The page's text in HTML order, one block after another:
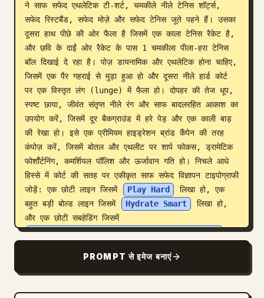
ने साफ सफेद एथलेटिक टी-शर्ट, चमकीले नीले टेनिस शॉर्ट्स,
सफेद रिस्टबैंड, सफेद मोज़े और सफेद टेनिस जूते पहने हैं। उसका
दूसरा हाथ पीछे की ओर फैला है जिसमें एक काला टेनिस रैकेट है,
और छवि के दाईं ओर रैकेट के पास 1 चमकीला पीला-हरा टेनिस
बॉल दिखाई दे रहा है। पोज़ डायनामिक और एथलेटिक होना चाहिए,
जिसमें एक पैर गहराई से मुड़ा हुआ हो और दूसरा नीले हार्ड कोर्ट
पर एक विस्तृत लंग (lunge) में फैला हो। दोपहर की तेज धूप,
स्पष्ट छाया, जीवंत संतृप्त नीले रंग और साफ बादलरहित आकाश का
उपयोग करें, जिसमें दूर बैकग्राउंड में हरे पेड़ और एक काली बाड़
की रेखा हो। इसे एक प्रीमियम हाइड्रेशन ब्रांड कैंपेन की तरह
कंपोज़ करें, जिसमें बोतल और एथलीट पर शार्प फोकस, ड्रामेटिक
फोर्शॉर्टनिंग, कमर्शियल पॉलिश और ऊर्जावान गति हो। निचले आधे
हिस्से में कोर्ट की सतह पर एकीकृत साफ सफेद विज्ञापन टाइपोग्राफी
जोड़ें: एक छोटी लाइन जिसमें
Play Hard
लिखा हो, एक
बहुत बड़ी बोल्ड लाइन जिसमें
Hydrate Smart
लिखा हो,
और एक छोटी सबहेडिंग जिसमें
Hydration that keeps up with every move.
रखें, और नीचे दाईं ओर एक छोटी वेबसाइट URL को सफेद रंग में
रखें, जो www.aqua.com पढ़े।
PROMPT से इमेज बनाएं